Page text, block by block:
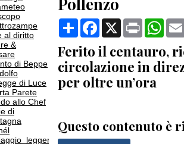
al diritto
&
di Beppe
di Luce
Parete
allo Chef
di
CondividiFacebook
X Print
Ferito il centauro,
circolazione in
per oltre un’ora
Questo contenuto è